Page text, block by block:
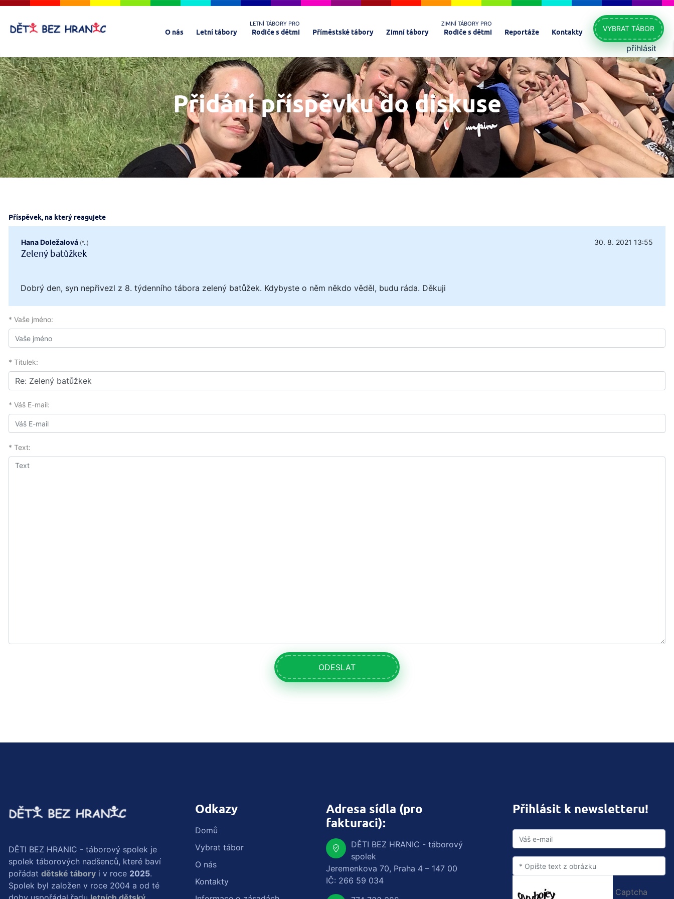
O nás Letní tábory
LETNÍ TÁBORY PRO
Rodiče s dětmi Příměstské tábory Zimní tábory
ZIMNÍ TÁBORY PRO
Rodiče s dětmi Reportáže Kontakty VYBRAT TÁBOR
přihlásit
Přidání příspěvku do diskuse
Příspěvek, na který reagujete
Hana Doležalová (*..) 30. 8. 2021 13:55
Zelený batůžkek
Dobrý den, syn nepřivezl z 8. týdenního tábora zelený batůžek. Kdybyste o něm někdo věděl, budu ráda. Děkuji
* Vaše jméno:
* Titulek:
* Váš E-mail:
* Text:
ODESLAT
DĚTI BEZ HRANIC - táborový spolek je
spolek táborových nadšenců, které baví
pořádat dětské tábory i v roce 2025.
Spolek byl založen v roce 2004 a od té
Odkazy
Domů
Vybrat tábor
O nás
Kontakty
Adresa sídla (pro
fakturaci):
DĚTI BEZ HRANIC - táborový
spolek
Jeremenkova 70, Praha 4 – 147 00
IČ: 266 59 034
Přihlásit k newsletteru!
Captcha